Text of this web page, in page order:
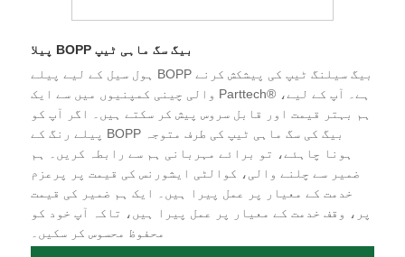
پیلا BOPP بیگ سگ ماہی ٹیپ
ہول سیل کے لیے پیلے BOPP بیگ سیلنگ ٹیپ کی پیشکش کرنے
والی چینی کمپنیوں میں سے ایک Parttech® ہے۔ آپ کے لیے،
ہم بہتر قیمت اور قابل سروس پیش کر سکتے ہیں۔ اگر آپ کو
پیلے رنگ کے BOPP بیگ کی سگ ماہی ٹیپ کی طرف متوجہ
ہونا چاہئے، تو برائے مہربانی ہم سے رابطہ کریں۔ ہم
ضمیر سے چلنے والی، کوالٹی ایشورنس کی قیمت پر پرعزم
خدمت کے معیار پر عمل پیرا ہیں۔ ایک ہم ضمیر کی قیمت
پر، وقف خدمت کے معیار پر عمل پیرا ہیں، تاکہ آپ خود کو
محفوظ محسوس کر سکیں۔